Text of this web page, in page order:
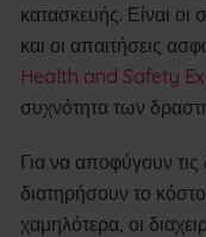
κατασκευής. Είναι
και οι απαιτήσεις
Health and Safety
συχνότητα των
Για να αποφύγουν
διατηρήσουν το
χαμηλότερα, οι